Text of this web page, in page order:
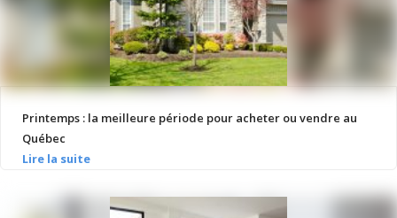
Printemps : la meilleure période pour acheter ou vendre au
Québec